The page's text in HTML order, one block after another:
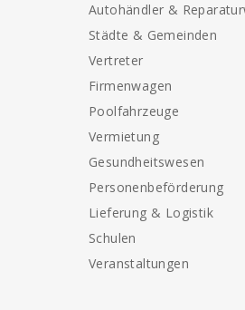
Autohändler &
Städte & Gemeinden
Vertreter
Firmenwagen
Poolfahrzeuge
Vermietung
Gesundheitswesen
Personenbeförderung
Lieferung & Logistik
Schulen
Veranstaltungen